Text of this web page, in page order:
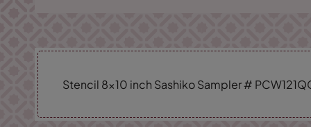
Stencil 8x10 inch Sashiko Sampler #